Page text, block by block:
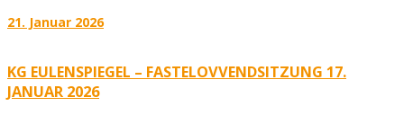
21. Januar 2026
KG EULENSPIEGEL – FASTELOVVENDSITZUNG 17.
JANUAR 2026